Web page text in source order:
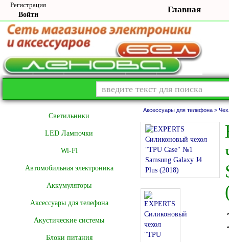
Регистрация
Войти
Главная
Cветильники
LED Лампочки
Wi-Fi
Автомобильная электроника
Аккумуляторы
Аксессуары для телефона
Акустические системы
Блоки питания
Аксессуары для телефона >